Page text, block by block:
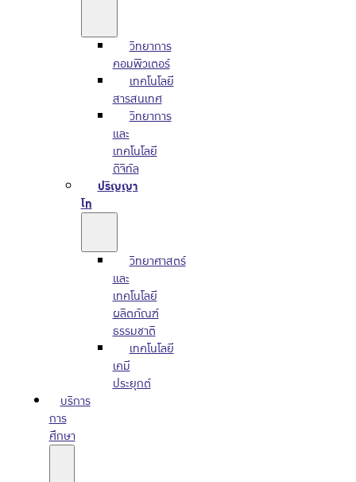
วิทยาการ
คอมพิวเตอร์
เทคโนโลยี
สารสนเทศ
วิทยาการ
และ
เทคโนโลยี
ดิจิทัล
ปริญญา
โท
วิทยาศาสตร์
และ
เทคโนโลยี
ผลิตภัณฑ์
ธรรมชาติ
เทคโนโลยี
เคมี
ประยุกต์
บริการ
การ
ศึกษา